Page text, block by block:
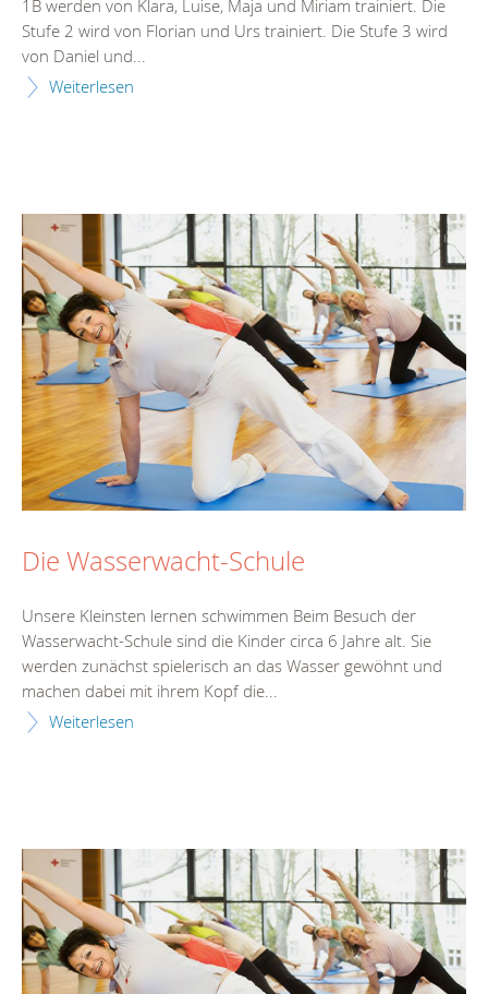
1B werden von Klara, Luise, Maja und Miriam trainiert. Die
Stufe 2 wird von Florian und Urs trainiert. Die Stufe 3 wird
von Daniel und...
Weiterlesen
Die Wasserwacht-Schule
Unsere Kleinsten lernen schwimmen Beim Besuch der
Wasserwacht-Schule sind die Kinder circa 6 Jahre alt. Sie
werden zunächst spielerisch an das Wasser gewöhnt und
machen dabei mit ihrem Kopf die...
Weiterlesen